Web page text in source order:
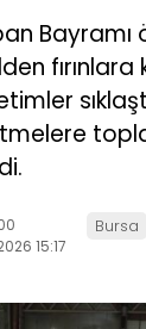
15:17
Bursa